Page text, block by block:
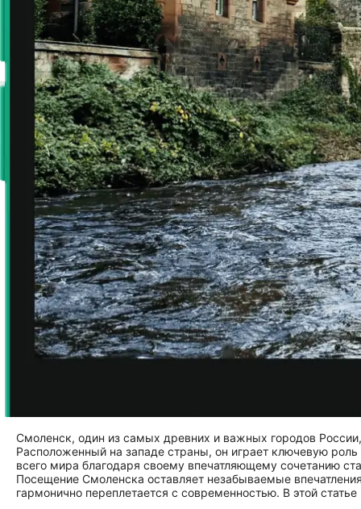
Смоленск, один из самых древних и важных городов
Расположенный на западе страны, он играет ключевую
всего мира благодаря своему впечатляющему сочетанию
Посещение Смоленска оставляет незабываемые
гармонично переплетается с современностью. В этой